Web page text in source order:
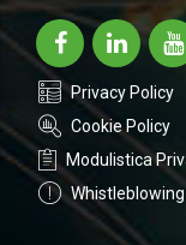
Privacy Policy
Cookie Policy
Modulistica
Whistleblowing